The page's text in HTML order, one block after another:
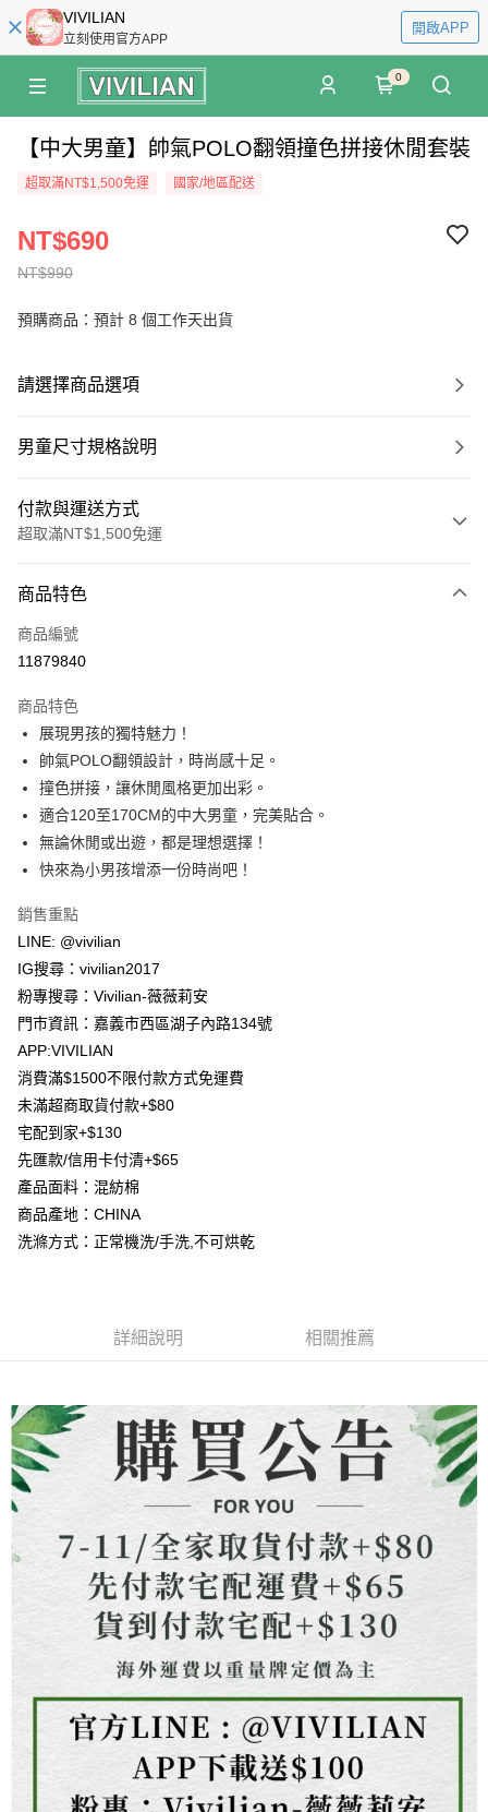
VIVILIAN
立刻使用官方APP
開啟APP
0
【中大男童】帥氣POLO翻領撞色拼接休閒套裝
超取滿NT$1,500免運 國家/地區配送
NT$990
NT$690
預購商品：預計 8 個工作天出貨
請選擇商品選項
男童尺寸規格說明
付款與運送方式
超取滿NT$1,500免運
信用卡一次付款
信用卡分期付款
合作金庫商業銀行
華南商業銀行
上海商業儲蓄銀行
台北富邦商業銀行
國泰世華商業銀行
臺灣中小企業銀行
台中商業銀行
匯豐（台灣）商業銀行
聯邦商業銀行
元大商業銀行
台新國際商業銀行
台灣樂天信用卡公司
超商取貨付款
LINE Pay
Apple Pay
街口支付
Google Pay
大哥付你分期
相關說明
【大哥付你分期使用說明】
2.付款方式選擇「大哥付你分期」，訂單成立後會自動跳轉到大哥付的交易
流程，驗證手機門號後，選擇欲分期的期數、繳款截止日，確認付款後即完
成交易。
3.實際核准額度、可分期數及費用金額請依後續交易確認頁面所載為準。
4.訂單成立30分鐘內，如未前往確認交易或遇審核未通過，訂單將自動取
消。如遇「轉專審核」未通過狀況，表示未達大哥付你分期系統評分，恕無
【繳款方式說明】
1.分期款項不併入電信帳單，「大哥付你分期」於每月結算日後寄送繳費提
醒簡訊。
2.透過簡訊連結打開帳單後，可選擇「超商條碼／台灣大直營門市／銀行轉
1.本服務係由「台灣大哥大股份有限公司」（以下簡稱本公司）所提供，讓
用戶於交易時，得透過本服務購買商品或服務，並由商店將買賣／分期付款
資料（包含姓名、電話或地址）提供予台灣大哥大進項蒐集、處理及利用，
由本公司與您本人進行分期帳單所需資料之確認、核對及更正。
3.完整用戶服務條款，請詳閱以下連結： https://oppay.tw/userRule
AFTEE先享後付
相關說明
【關於「AFTEE先享後付」】
AFTEE先享後付是「在收到商品之後才付款」的支付方式。 讓您購物簡單
便利好安心！
１．簡單：不需註冊會員、不需綁卡、不需儲值。
２．便利：只要手機號碼，簡訊認證，即可結帳。
３．安心：先確認商品／服務後，再付款。
【「AFTEE先享後付」結帳流程】
１．於結帳方式選擇「AFTEE先享後付」後，將跳轉至「AFTEE先享後付」
※ 請注意：結帳手續完成當下不需立刻繳費，但若您需要取消訂單，請聯絡
是否繳費成功／繳費後需取消欲退款等相關疑問，請聯繫「AFTEE先享後付
客戶支援中心」
https://netprotections.freshdesk.com/support/home
【注意事項】
１．透過由恩沛科技股份有限公司提供之「AFTEE先享後付」服務完成之交
易，需依本服務之必要範圍內提供個人資料，並將交易相關給付款項請求債
權轉讓予恩沛科技股份有限公司。
２．關於個人資料處理事宜，請瀏覽以下網址：
https://aftee.tw/terms/#terms3
３．未成年的使用者請事先徵得法定代理人或監護人之同意方可使用
「AFTEE先享後付」，若未經同意申辦者引起之損失，本公司不負相關責
４．使用「AFTEE先享後付」時，將依據個別帳號之用戶狀況，依本公司即
時審查核予不同之上限額度；若仍有額度不足之情形，本公司將視審查結果
請求用戶進行身份認證。
５．嚴禁一人註冊多個帳號或使用他人資訊註冊。若發現惡意使用之情形，
恩沛科技股份有限公司將有權停止該用戶之使用額度並採取法律行動。
ATM付款
貨到付款
運送方式
全家取貨付款
每筆NT$80，滿NT$1,500(含以上)免運費
貨到付款
每筆NT$130，滿NT$1,500(含以上)免運費
海外配送 查看運費
商品特色
商品編號
11879840
商品特色
展現男孩的獨特魅力！
帥氣POLO翻領設計，時尚感十足。
撞色拼接，讓休閒風格更加出彩。
適合120至170CM的中大男童，完美貼合。
無論休閒或出遊，都是理想選擇！
快來為小男孩增添一份時尚吧！
銷售重點
LINE: @vivilian
IG搜尋：vivilian2017
粉專搜尋：Vivilian-薇薇莉安
門市資訊：嘉義市西區湖子內路134號
APP:VIVILIAN
消費滿$1500不限付款方式免運費
未滿超商取貨付款+$80
宅配到家+$130
先匯款/信用卡付清+$65
產品面料：混紡棉
商品產地：CHINA
洗滌方式：正常機洗/手洗,不可烘乾
詳細說明 相關推薦